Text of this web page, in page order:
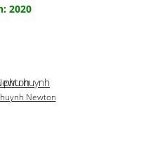
2020
Newton